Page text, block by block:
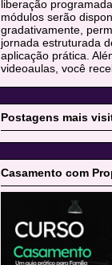
liberação
módulos serão
gradativamente,
jornada estruturada
aplicação prática.
videoaulas, você
Postagens mais
Casamento com